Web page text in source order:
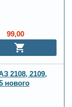
99,00
2108, 2109,
нового